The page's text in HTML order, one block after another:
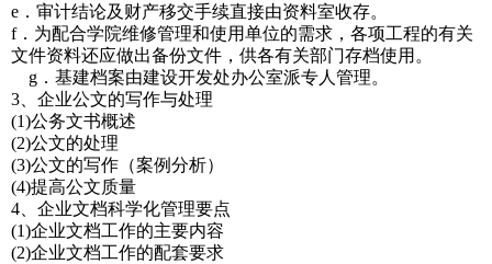
e．审计结论及财产移交手续直接由资料室收存。
f．为配合学院维修管理和使用单位的需求，各项工程的有关
文件资料还应做出备份文件，供各有关部门存档使用。
g．基建档案由建设开发处办公室派专人管理。
3、企业公文的写作与处理
(1)公务文书概述
(2)公文的处理
(3)公文的写作（案例分析）
(4)提高公文质量
4、企业文档科学化管理要点
(1)企业文档工作的主要内容
(2)企业文档工作的配套要求